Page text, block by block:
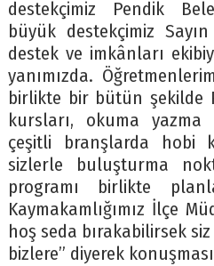
destekçimiz Pendik
büyük destekçimiz
destek ve imkânları
yanımızda.
birlikte bir bütün şekilde
kursları, okuma yazma
çeşitli branşlarda hobi
sizlerle buluşturma
programı birlikte
Kaymakamlığımız İlçe
hoş seda bırakabilirsek
bizlere” diyerek